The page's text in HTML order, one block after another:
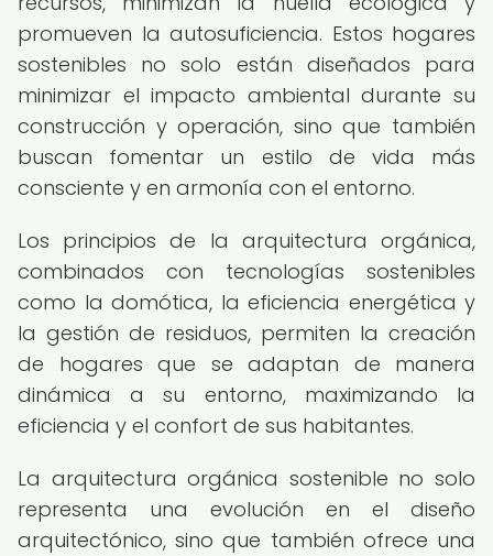
promueven la autosuficiencia. Estos hogares
sostenibles no solo están diseñados para
minimizar el impacto ambiental durante su
construcción y operación, sino que también
buscan fomentar un estilo de vida más
consciente y en armonía con el entorno.
Los principios de la arquitectura orgánica,
combinados con tecnologías sostenibles
como la domótica, la eficiencia energética y
la gestión de residuos, permiten la creación
de hogares que se adaptan de manera
dinámica a su entorno, maximizando la
eficiencia y el confort de sus habitantes.
La arquitectura orgánica sostenible no solo
representa una evolución en el diseño
arquitectónico, sino que también ofrece una